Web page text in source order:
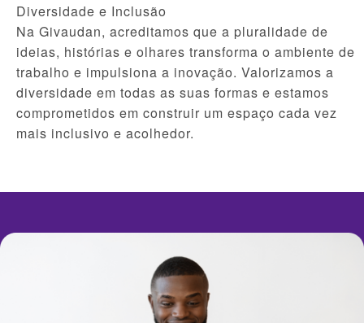
Diversidade e Inclusão
Na Givaudan, acreditamos que a pluralidade de
ideias, histórias e olhares transforma o ambiente de
trabalho e impulsiona a inovação. Valorizamos a
diversidade em todas as suas formas e estamos
comprometidos em construir um espaço cada vez
mais inclusivo e acolhedor.